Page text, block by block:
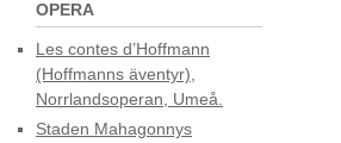
OPERA
Les contes d’Hoffmann
(Hoffmanns äventyr),
Norrlandsoperan, Umeå.
Staden Mahagonnys